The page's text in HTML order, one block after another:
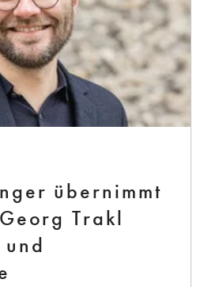
übernimmt
Trakl